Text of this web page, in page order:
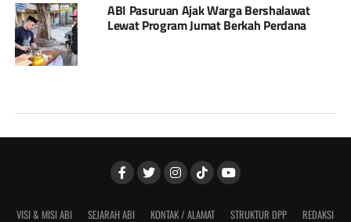
ABI Pasuruan Ajak Warga Bershalawat
Lewat Program Jumat Berkah Perdana
VISI & MISI ABI SEJARAH ABI KONTAK / ALAMAT STRUKTUR DPP REDAKSI